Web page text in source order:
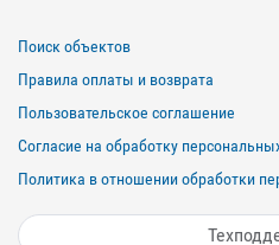
Поиск объектов
Правила оплаты и возврата
Пользовательское соглашение
Согласие на обработку
Политика в отношении обработки